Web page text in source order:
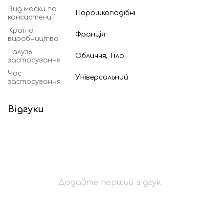
Вид маски по
консистенції
Порошкоподібні
Країна
виробництва
Франція
Галузь
застосування
Обличчя, Тіло
Час
застосування
Універсальний
Відгуки
Додайте перший відгук